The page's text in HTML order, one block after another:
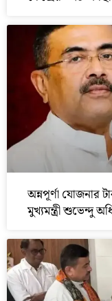
অন্নপূর্ণা যোজনার
মুখ্যমন্ত্রী শুভেন্দু